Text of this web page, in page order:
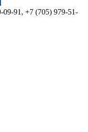
09-91, +7 (705) 979-51-